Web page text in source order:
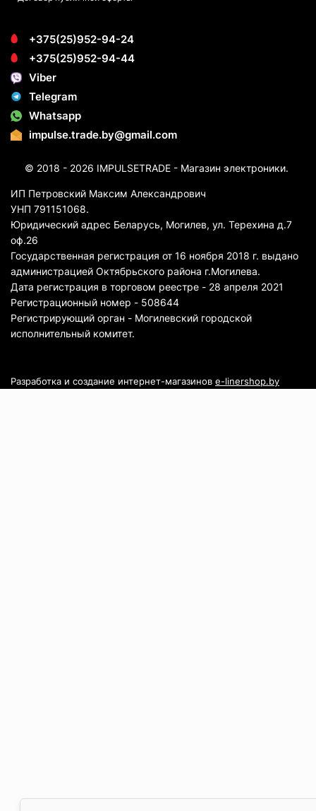
+375(25)952-94-24
+375(25)952-94-44
Viber
Telegram
Whatsapp
impulse.trade.by@gmail.com
© 2018 - 2026 IMPULSETRADE - Магазин электроники.
ИП Петровский Максим Александрович
УНП 791151068.
Юридический адрес Беларусь, Могилев, ул. Терехина д.7
оф.26
Государственная регистрация от 16 ноября 2018 г. выдано
администрацией Октябрьского района г.Могилева.
Дата регистрация в торговом реестре - 28 апреля 2021
Регистрационный номер - 508644
Регистрирующий орган - Могилевский городской
исполнительный комитет.
Разработка и создание интернет-магазинов e-linershop.by